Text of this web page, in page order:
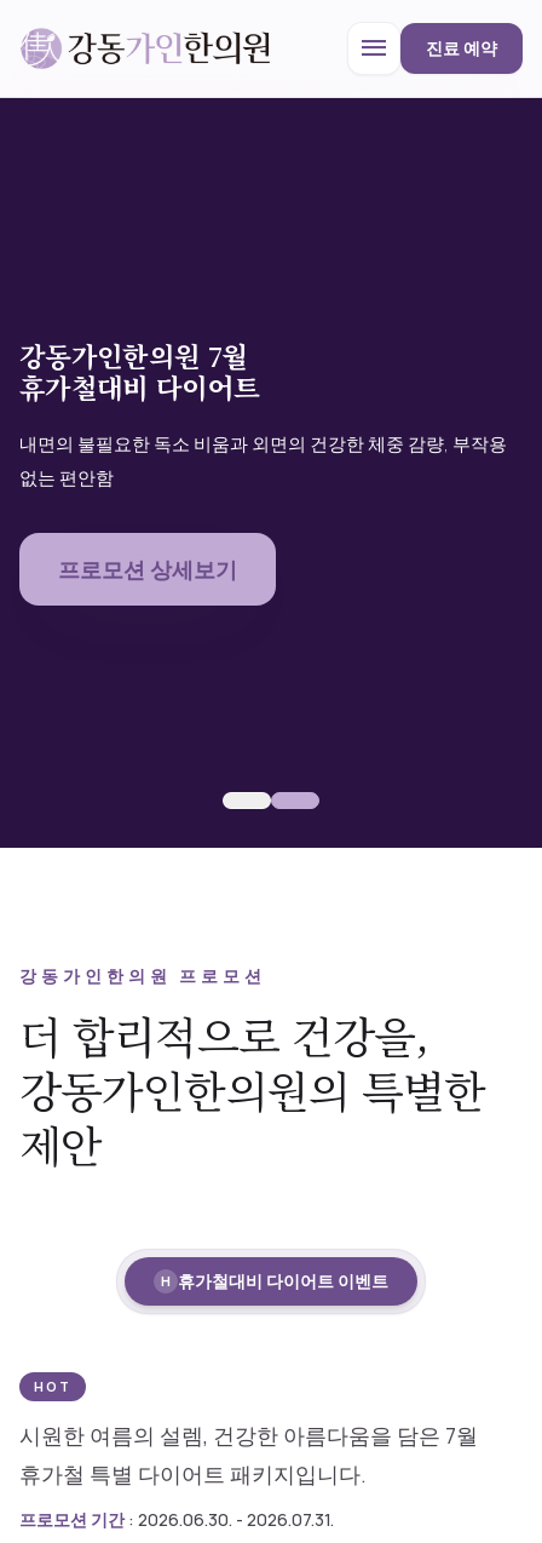
menu 진료 예약
진료과목
프로모션
블로그
강동가인한의원 7월
휴가철대비 다이어트
내면의 불필요한 독소 비움과 외면의 건강한 체중 감량, 부작용
없는 편안함
프로모션 상세보기
현대적 감각으로 전하는 전통의 지혜
강동가인한의원 7월 휴가철대
강동가인한의원 프로모션
더 합리적으로 건강을,
강동가인한의원의 특별한
제안
H 휴가철대비 다이어트 이벤트
HOT
시원한 여름의 설렘, 건강한 아름다움을 담은 7월
휴가철 특별 다이어트 패키지입니다.
프로모션 기간 : 2026.06.30. - 2026.07.31.